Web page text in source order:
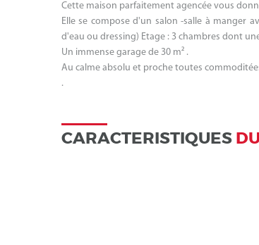
Cette maison parfaitement agencée vous
Elle se compose d'un salon -salle à manger
d'eau ou dressing) Etage : 3 chambres dont
Un immense garage de 30 m² .
Au calme absolu et proche toutes
.
CARACTERISTIQUES